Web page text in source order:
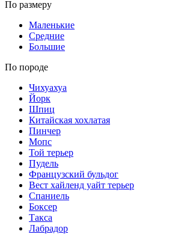
По размеру
Маленькие
Средние
Большие
По породе
Чихуахуа
Йорк
Шпиц
Китайская хохлатая
Пинчер
Мопс
Той терьер
Пудель
Французский бульдог
Вест хайленд уайт терьер
Спаниель
Боксер
Такса
Лабрадор